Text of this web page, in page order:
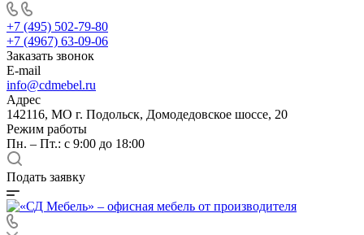
+7 (495) 502-79-80
+7 (4967) 63-09-06
Заказать звонок
E-mail
info@cdmebel.ru
Адрес
142116, МО г. Подольск, Домодедовское шоссе, 20
Режим работы
Пн. – Пт.: с 9:00 до 18:00
Подать заявку